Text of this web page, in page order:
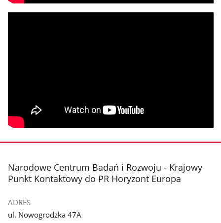
stopka
Narodowe Centrum Badań i Rozwoju - Krajowy
Punkt Kontaktowy do PR Horyzont Europa
ADRES
ul. Nowogrodzka 47A